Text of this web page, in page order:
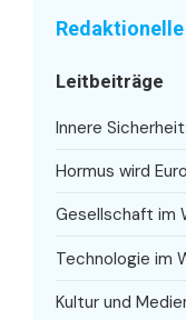
Leitbeiträge
Innere
Hormus wird
Gesellschaft im
Technologie im
Kultur und